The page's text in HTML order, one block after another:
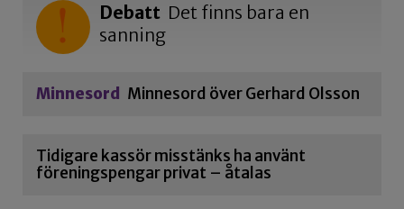
Debatt Det finns bara en
sanning
Minnesord Minnesord över Gerhard Olsson
Tidigare kassör misstänks ha använt
föreningspengar privat – åtalas